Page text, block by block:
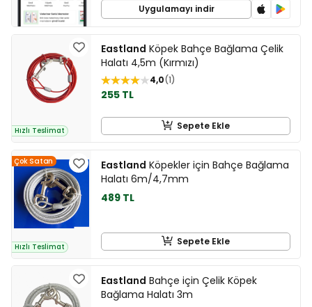
Uygulamayı indir
Hızlı Teslimat
Eastland Köpek Bahçe Bağlama Çelik
Halatı 4,5m (Kırmızı)
4,0 1
255 TL
Sepete Ekle
Çok Satan
Hızlı Teslimat
Eastland Köpekler için Bahçe Bağlama
Halatı 6m/4,7mm
489 TL
Sepete Ekle
Eastland Bahçe için Çelik Köpek
Bağlama Halatı 3m